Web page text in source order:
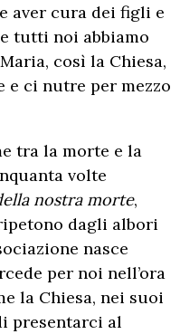
aver cura dei figli e
tutti noi abbiamo
così la Chiesa,
e ci nutre per mezzo
tra la morte e la
volte
nostra morte,
dagli albori
nasce
per noi nell’ora
la Chiesa, nei suoi
presentarci al